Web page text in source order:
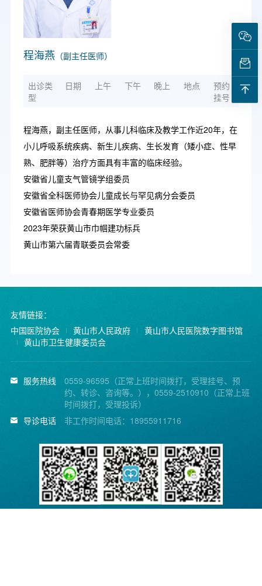
程海燕 （副主任医师）
出诊类
型
日期 上午 下午 晚上 地点
预约
挂号
程海燕，副主任医师，从事儿科临床及教学工作近20年，在
小儿呼吸系统疾病、新生儿疾病、生长发育（矮小症、性早
熟、肥胖等）治疗方面具有丰富的临床经验。
安徽省儿童支气管镜学组委员
安徽省全科医师协会儿童成长与罕见病分会委员
安徽省医师协会青春期医学专业委员
2023年荣获黄山市巾帼建功标兵
黄山市第六届青联委员会常委
友情链接：
中国医院协会
黄山市人民政府
黄山市人民医院数字图书馆
黄山市卫生健康委员会
服务热线
0559-96595（正常上班时间拨打，受理挂号、预
约、转诊、咨询等。），0559-2510910（正常上班
时间拨打，受理投诉）
导诊电话
非工作时间电话：18955911716